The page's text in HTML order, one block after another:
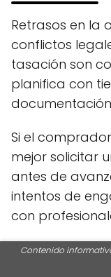
Retrasos en la
conflictos
tasación son
planifica con
Si el
mejor solicitar
antes de
intentos de
con
Contenido